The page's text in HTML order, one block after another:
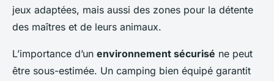
jeux adaptées, mais aussi des zones pour la détente
des maîtres et de leurs animaux.
L’importance d’un environnement sécurisé ne peut
être sous-estimée. Un camping bien équipé garantit